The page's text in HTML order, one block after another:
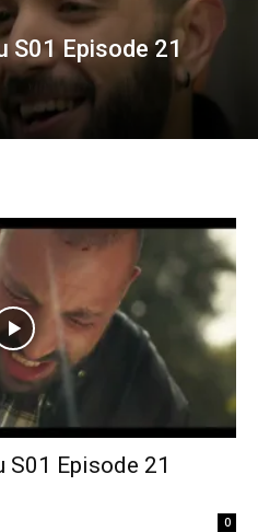
S01 Episode 21
S01 Episode 21
0